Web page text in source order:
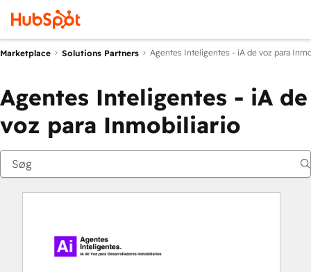
Marketplace Solutions Partners Agentes Inteligentes - iA de voz para
Agentes Inteligentes - iA de
voz para Inmobiliario